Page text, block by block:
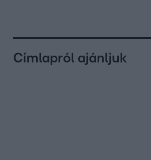
Címlapról ajánljuk